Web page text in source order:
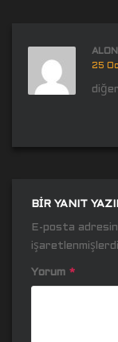
25
BIR YANIT
E-posta
Yorum *